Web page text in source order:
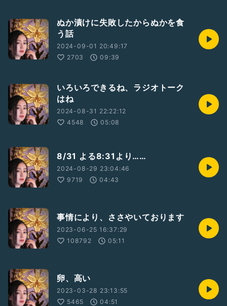
ぬか漬けに失敗したからぬかを食
う話
2024-09-01 20:49:17
2703
09:39
いろいろできるね、ラジオトーク
はね
2024-08-31 22:22:12
4548
05:08
8/31 よる8:31より……
2024-08-29 23:04:46
9719
04:43
事情により、ささやいております
2023-06-25 16:37:29
108792
05:11
卵、高い
2023-03-28 23:13:55
5465
04:51